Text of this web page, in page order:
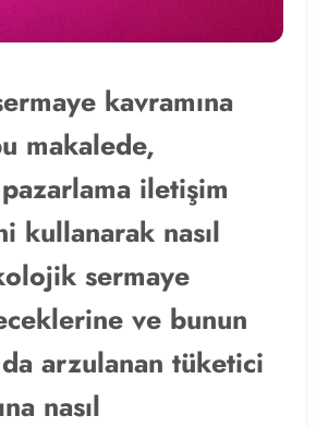
kavramına
makalede,
iletişim
kullanarak nasıl
sermaye
ve bunun
arzulanan tüketici
nasıl